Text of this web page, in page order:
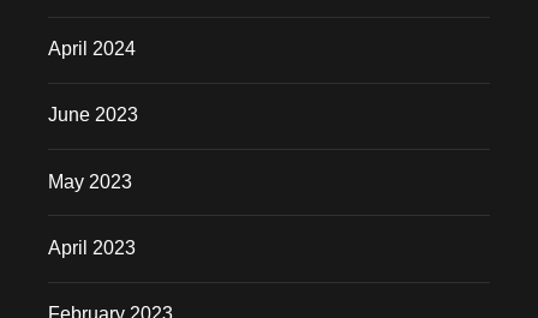
April 2024
June 2023
May 2023
April 2023